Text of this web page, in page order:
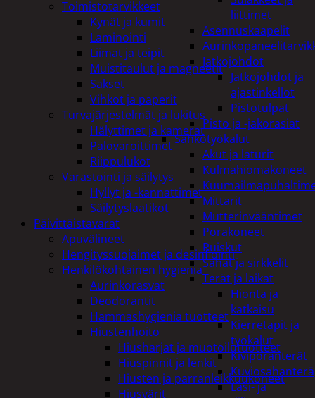
liittimet
Asennuskaapelit
Jatkojohdot
Jatkojohdot ja
ajastinkellot
Pistotulpat
Pisto ja -jakorasiat
Sähkötyökalut
Akut ja laturit
Kulmahiomakoneet
Mittarit
Mutterinvääntimet
Porakoneet
Ruiskut
Sahat ja sirkkelit
Terät ja laikat
Hionta ja
katkaisu
Kierretapit ja
työkalut
Kiviporanterät
Kuviosahanterä
Lasi- ja
Toimistotarvikkeet
Kynät ja kumit
Laminointi
Liimat ja teipit
Muistitaulut ja magneetit
Sakset
Vihkot ja paperit
Turvajärjestelmät ja lukitus
Hälyttimet ja kamerat
Palovaroittimet
Riippulukot
Varastointi ja säilytys
Hyllyt ja -kannattimet
Säilytyslaatikot
Päivittäistavarat
Apuvälineet
Hengityssuojaimet ja desinfiointi
Henkilökohtainen hygienia
Aurinkorasvat
Deodorantit
Hammashygienia tuotteet
Hiustenhoito
Hiusharjat ja muotoilutuotteet
Hiuspinnit ja lenkit
Hiusten ja parranleikkuukoneet
Hiusvärit